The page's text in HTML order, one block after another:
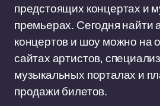
предстоящих концертах и
премьерах. Сегодня найти
концертов и шоу можно на
сайтах артистов,
музыкальных порталах и
продажи билетов.